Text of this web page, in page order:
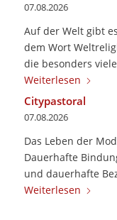
07.08.2026
Auf der Welt gibt
dem Wort
die besonders
Weiterlesen
Citypastoral
07.08.2026
Das Leben der
Dauerhafte
und dauerhafte
Weiterlesen